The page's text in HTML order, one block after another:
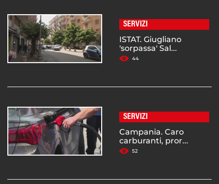
SERVIZI
ISTAT. Giugliano
'sorpassa' Sal...
44
SERVIZI
Campania. Caro
carburanti, pror...
52